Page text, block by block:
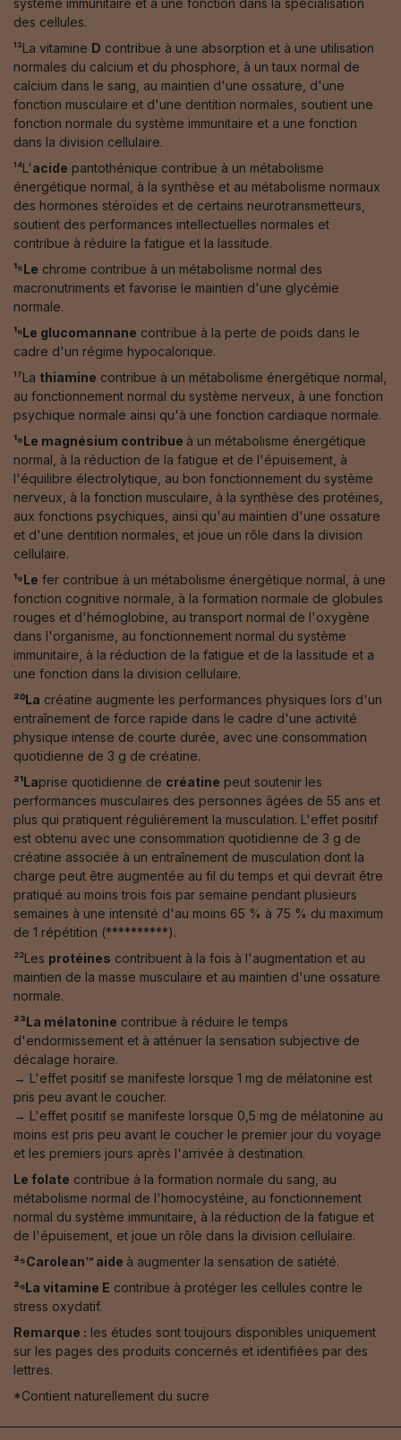
des cellules.
¹³La vitamine D contribue à une absorption et à une utilisation
normales du calcium et du phosphore, à un taux normal de
calcium dans le sang, au maintien d'une ossature, d'une
fonction musculaire et d'une dentition normales, soutient une
fonction normale du système immunitaire et a une fonction
dans la division cellulaire.
¹⁴L'acide pantothénique contribue à un métabolisme
énergétique normal, à la synthèse et au métabolisme normaux
des hormones stéroïdes et de certains neurotransmetteurs,
soutient des performances intellectuelles normales et
contribue à réduire la fatigue et la lassitude.
¹⁵Le chrome contribue à un métabolisme normal des
macronutriments et favorise le maintien d'une glycémie
normale.
¹⁶Le glucomannane contribue à la perte de poids dans le
cadre d'un régime hypocalorique.
¹⁷La thiamine contribue à un métabolisme énergétique normal,
au fonctionnement normal du système nerveux, à une fonction
psychique normale ainsi qu'à une fonction cardiaque normale.
¹⁸Le magnésium contribue à un métabolisme énergétique
normal, à la réduction de la fatigue et de l'épuisement, à
l'équilibre électrolytique, au bon fonctionnement du système
nerveux, à la fonction musculaire, à la synthèse des protéines,
aux fonctions psychiques, ainsi qu'au maintien d'une ossature
et d'une dentition normales, et joue un rôle dans la division
cellulaire.
¹⁹Le fer contribue à un métabolisme énergétique normal, à une
fonction cognitive normale, à la formation normale de globules
rouges et d'hémoglobine, au transport normal de l'oxygène
dans l'organisme, au fonctionnement normal du système
immunitaire, à la réduction de la fatigue et de la lassitude et a
une fonction dans la division cellulaire.
²⁰La créatine augmente les performances physiques lors d'un
entraînement de force rapide dans le cadre d'une activité
physique intense de courte durée, avec une consommation
quotidienne de 3 g de créatine.
²¹Laprise quotidienne de créatine peut soutenir les
performances musculaires des personnes âgées de 55 ans et
plus qui pratiquent régulièrement la musculation. L'effet positif
est obtenu avec une consommation quotidienne de 3 g de
créatine associée à un entraînement de musculation dont la
charge peut être augmentée au fil du temps et qui devrait être
pratiqué au moins trois fois par semaine pendant plusieurs
semaines à une intensité d'au moins 65 % à 75 % du maximum
de 1 répétition (**********).
²²Les protéines contribuent à la fois à l'augmentation et au
maintien de la masse musculaire et au maintien d'une ossature
normale.
²³La mélatonine contribue à réduire le temps
d'endormissement et à atténuer la sensation subjective de
décalage horaire.
→ L'effet positif se manifeste lorsque 1 mg de mélatonine est
pris peu avant le coucher.
→ L'effet positif se manifeste lorsque 0,5 mg de mélatonine au
moins est pris peu avant le coucher le premier jour du voyage
et les premiers jours après l'arrivée à destination.
Le folate contribue à la formation normale du sang, au
métabolisme normal de l'homocystéine, au fonctionnement
normal du système immunitaire, à la réduction de la fatigue et
de l'épuisement, et joue un rôle dans la division cellulaire.
²⁵Carolean™️ aide à augmenter la sensation de satiété.
²⁶La vitamine E contribue à protéger les cellules contre le
stress oxydatif.
Remarque : les études sont toujours disponibles uniquement
sur les pages des produits concernés et identifiées par des
lettres.
*Contient naturellement du sucre